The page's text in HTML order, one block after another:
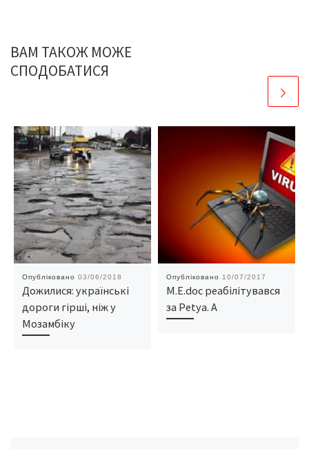
ВАМ ТАКОЖ МОЖЕ
СПОДОБАТИСЯ
Опубліковано 03/06/2018
Дожилися: українські
дороги гірші, ніж у
Мозамбіку
Опубліковано 10/07/2017
M.E.doc реабілітувався
за Реtya. A